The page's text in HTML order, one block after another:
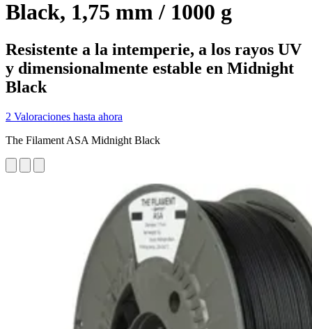
Black, 1,75 mm / 1000 g
Resistente a la intemperie, a los rayos UV
y dimensionalmente estable en Midnight
Black
2 Valoraciones hasta ahora
The Filament ASA Midnight Black